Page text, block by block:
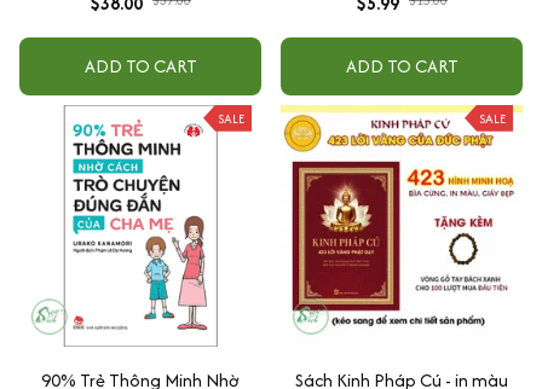
ADD TO CART ADD TO CART
SALE
90% Trẻ Thông Minh Nhờ
SALE
Sách Kinh Pháp Cú - in màu